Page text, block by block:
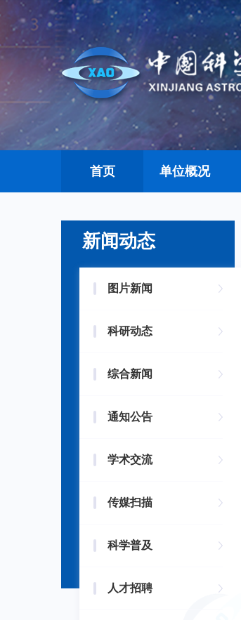
首页 单位概况
新闻动态
图片新闻
科研动态
综合新闻
通知公告
学术交流
传媒扫描
科学普及
人才招聘